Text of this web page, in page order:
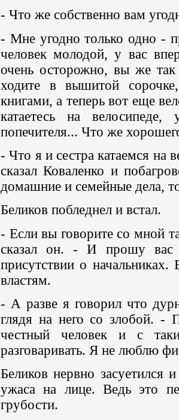
- Что же собственно вам
- Мне угодно только одно -
человек молодой, у вас
очень осторожно, вы же
ходите в вышитой
книгами, а теперь вот еще
катаетесь на
попечителя... Что же
- Что я и сестра катаемся на
сказал Коваленко и
домашние и семейные дела,
Беликов побледнел и встал.
- Если вы говорите со мной
сказал он. - И прошу вас
присутствии о
властям.
- А разве я говорил что
глядя на него со злобой. -
честный человек и с
разговаривать. Я не люблю
Беликов нервно засуетился
ужаса на лице. Ведь это
грубости.